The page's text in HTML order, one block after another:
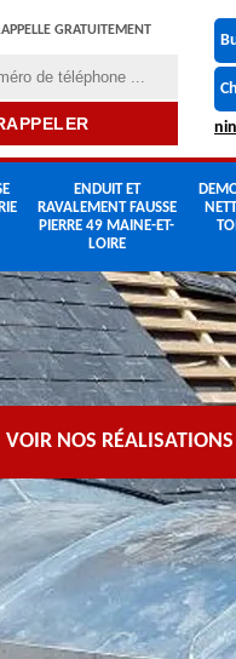
GRATUITEMENT
ENDUIT ET
RAVALEMENT FAUSSE
PIERRE 49 MAINE-ET-
LOIRE
VOIR NOS RÉALISATIONS